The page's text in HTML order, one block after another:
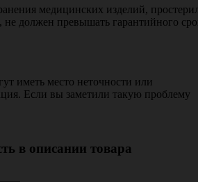
медицинских изделий,
должен превышать гарантийного
иметь место неточности или
Если вы заметили такую проблему
в описании товара